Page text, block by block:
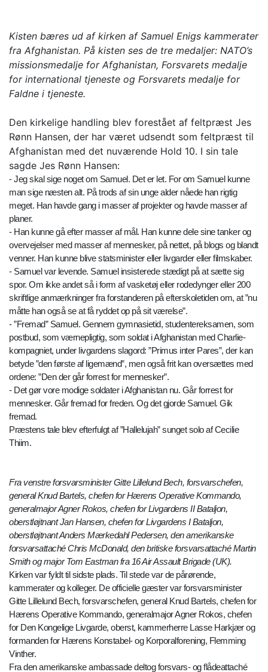
Kisten bæres ud af kirken af Samuel Enigs kammerater
fra Afghanistan. På kisten ses de tre medaljer: NATO’s
missionsmedalje for Afghanistan, Forsvarets medalje
for international tjeneste og Forsvarets medalje for
Faldne i tjeneste.
Den kirkelige handling blev forestået af feltpræst Jes
Rønn Hansen, der har været udsendt som feltpræst til
Afghanistan med det nuværende Hold 10. I sin tale
sagde Jes Rønn Hansen:
- Jeg skal sige noget om Samuel. Det er let. For om Samuel kunne
man sige næsten alt. På trods af sin unge alder nåede han rigtig
meget. Han havde gang i masser af projekter og havde masser af
planer.
- Han kunne gå efter masser af mål. Han kunne dele sine tanker og
overvejelser med masser af mennesker, på nettet, på blogs og blandt
venner. Han kunne blive statsminister eller livgarder eller filmskaber.
- Samuel var levende. Samuel insisterede stædigt på at sætte sig
spor. Om ikke andet så i form af vasketøj eller rodedynger eller 200
skriftlige anmærkninger fra forstanderen på efterskoletiden om, at ”nu
måtte han også se at få ryddet op på sit værelse”.
- ”Fremad” Samuel. Gennem gymnasietid, studentereksamen, som
postbud, som værnepligtig, som soldat i Afghanistan med Charlie-
kompagniet, under livgardens slagord: ”Primus inter Pares”, der kan
betyde ”den første af ligemænd”, men også frit kan oversættes med
ordene: ”Den der går forrest for mennesker”.
- Det gør vore modige soldater i Afghanistan nu. Går forrest for
mennesker. Går fremad for freden. Og det gjorde Samuel. Gik
fremad.
Præstens tale blev efterfulgt af ”Hallelujah” sunget solo af Cecilie
Thiim.
Fra venstre forsvarsminister Gitte Lillelund Bech, forsvarschefen,
general Knud Bartels, chefen for Hærens Operative Kommando,
generalmajor Agner Rokos, chefen for Livgardens II Bataljon,
oberstløjtnant Jan Hansen, chefen for Livgardens I Bataljon,
oberstløjtnant Anders Mærkedahl Pedersen, den amerikanske
forsvarsattaché Chris McDonald, den britiske forsvarsattaché Martin
Smith og major Tom Eastman fra 16 Air Assault Brigade (UK).
Kirken var fyldt til sidste plads. Til stede var de pårørende,
kammerater og kolleger. De officielle gæster var forsvarsminister
Gitte Lillelund Bech, forsvarschefen, general Knud Bartels, chefen for
Hærens Operative Kommando, generalmajor Agner Rokos, chefen
for Den Kongelige Livgarde, oberst, kammerherre Lasse Harkjær og
formanden for Hærens Konstabel- og Korporalforening, Flemming
Vinther.
Fra den amerikanske ambassade deltog forsvars- og flådeattaché